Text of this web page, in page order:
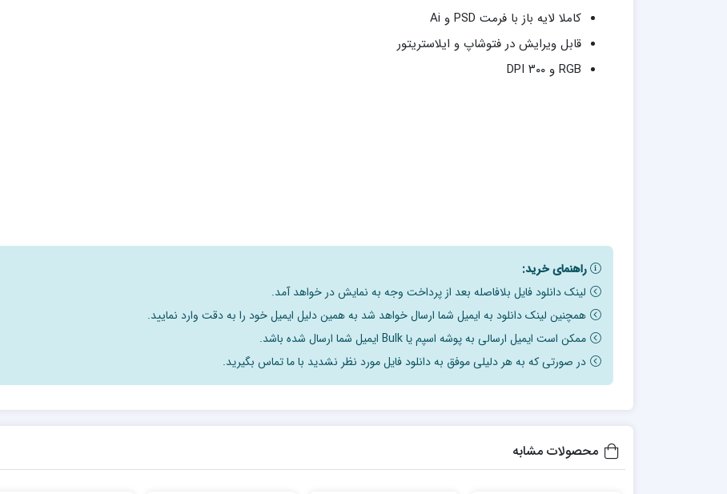
کاملا لایه باز با فرمت PSD و Ai
قابل ویرایش در فتوشاپ و ایلاستریتور
RGB و ۳۰۰ DPI
راهنمای خرید:
لینک دانلود فایل بلافاصله بعد از پرداخت وجه به نمایش در خواهد آمد.
همچنین لینک دانلود به ایمیل شما ارسال خواهد شد به همین دلیل ایمیل خود را به دقت وارد نمایید.
ممکن است ایمیل ارسالی به پوشه اسپم یا Bulk ایمیل شما ارسال شده باشد.
در صورتی که به هر دلیلی موفق به دانلود فایل مورد نظر نشدید با ما تماس بگیرید.
محصولات مشابه